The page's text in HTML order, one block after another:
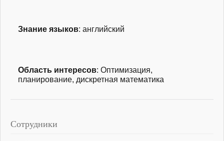
Знание языков: английский
Область интересов: Оптимизация,
планирование, дискретная математика
Сотрудники